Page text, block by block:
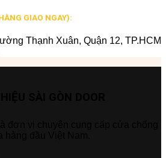
GIAO NGAY):
Thạnh Xuân, Quận 12, TP.HCM